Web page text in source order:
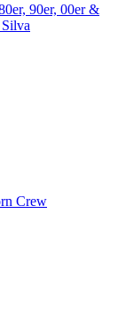
90er, 00er &
Crew